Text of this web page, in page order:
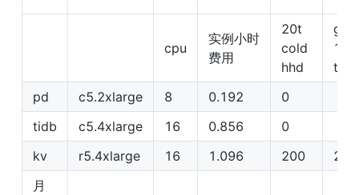
cpu
实例小时
费用
20t
cold
hhd
gp3
1t(
pd
c5.2xlarge 8 0.192
0
tidb
c5.4xlarge 16 0.856
0
kv
r5.4xlarge 16 1.096 200
200
月